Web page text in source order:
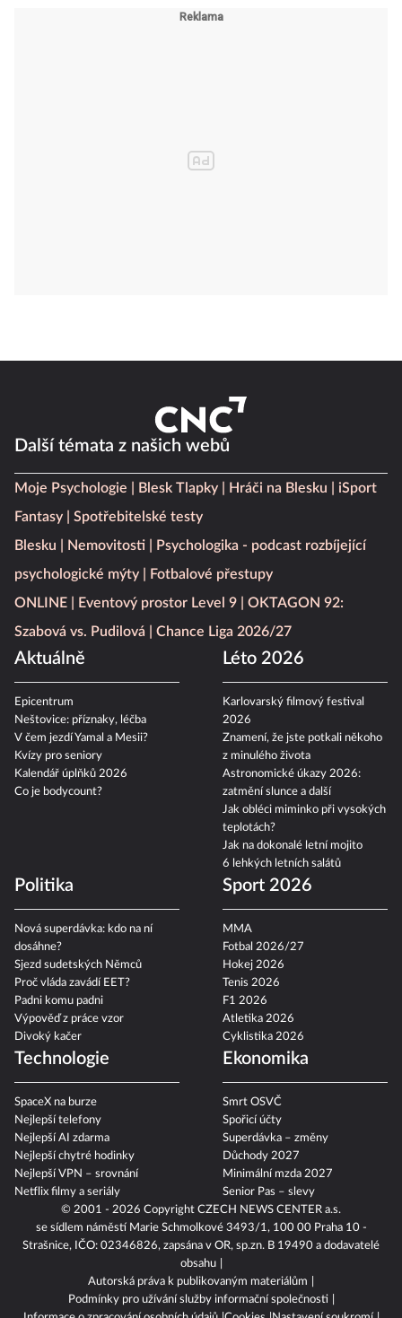
© 2001 - 2026 Copyright CZECH NEWS CENTER a.s.
se sídlem náměstí Marie Schmolkové 3493/1, 100 00 Praha 10 -
Strašnice, IČO: 02346826, zapsána v OR, sp.zn. B 19490 a dodavatelé
obsahu
Autorská práva k publikovaným materiálům
Podmínky pro užívání služby informační společnosti
Další témata z našich webů
Moje Psychologie Blesk Tlapky Hráči na Blesku
iSport
Fantasy
Spotřebitelské testy
Blesku
Nemovitosti
Psychologika - podcast rozbíjející
psychologické mýty
Fotbalové přestupy
ONLINE
Eventový prostor Level 9
OKTAGON 92:
Szabová vs. Pudilová
Chance Liga 2026/27
Aktuálně
Epicentrum
Neštovice: příznaky, léčba
V čem jezdí Yamal a Mesii?
Kvízy pro seniory
Kalendář úplňků 2026
Co je bodycount?
Léto 2026
Karlovarský filmový festival
2026
Znamení, že jste potkali někoho
z minulého života
Astronomické úkazy 2026:
zatmění slunce a další
Jak obléci miminko při vysokých
teplotách?
Jak na dokonalé letní mojito
6 lehkých letních salátů
Politika
Nová superdávka: kdo na ní
dosáhne?
Sjezd sudetských Němců
Proč vláda zavádí EET?
Padni komu padni
Výpověď z práce vzor
Divoký kačer
Sport 2026
MMA
Fotbal 2026/27
Hokej 2026
Tenis 2026
F1 2026
Atletika 2026
Cyklistika 2026
Technologie
SpaceX na burze
Nejlepší telefony
Nejlepší AI zdarma
Nejlepší chytré hodinky
Nejlepší VPN – srovnání
Netflix filmy a seriály
Ekonomika
Smrt OSVČ
Spořicí účty
Superdávka – změny
Důchody 2027
Minimální mzda 2027
Senior Pas – slevy